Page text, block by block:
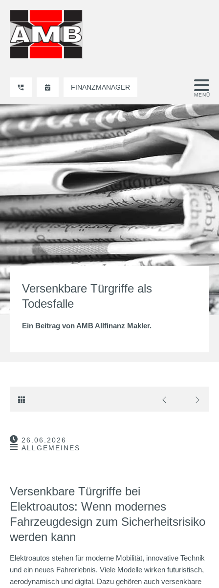
FINANZMANAGER
Versenkbare Türgriffe als
Todesfalle
Ein Beitrag von AMB Allfinanz Makler.
26.06.2026
ALLGEMEINES
Versenkbare Türgriffe bei
Elektroautos: Wenn modernes
Fahrzeugdesign zum Sicherheitsrisiko
werden kann
Elektroautos stehen für moderne Mobilität, innovative Technik
und ein neues Fahrerlebnis. Viele Modelle wirken futuristisch,
aerodynamisch und digital. Dazu gehören auch versenkbare